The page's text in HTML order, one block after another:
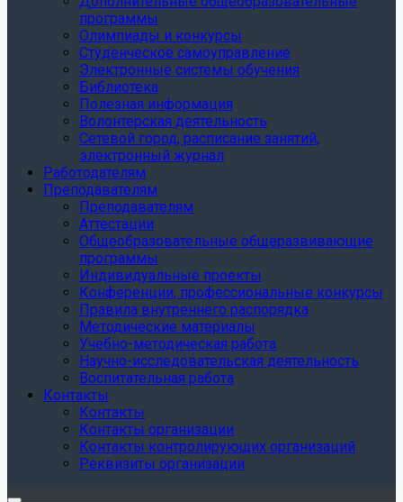
программы
Олимпиады и конкурсы
Студенческое самоуправление
Электронные системы обучения
Библиотека
Полезная информация
Волонтерская деятельность
Сетевой город, расписание занятий,
электронный журнал
Работодателям
Преподавателям
Преподавателям
Аттестации
Общеобразовательные общеразвивающие
программы
Индивидуальные проекты
Конференции, профессиональные конкурсы
Правила внутреннего распорядка
Методические материалы
Учебно-методическая работа
Научно-исследовательская деятельность
Воспитательная работа
Контакты
Контакты
Контакты организации
Контакты контролирующих организаций
Реквизиты организации